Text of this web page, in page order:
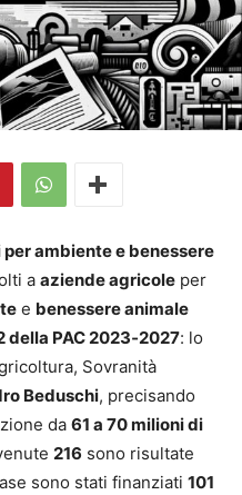
ambiente e benessere
a aziende agricole per
e benessere animale
della PAC 2023‑2027: lo
Sovranità
Beduschi, precisando
da 61 a 70 milioni di
216 sono risultate
sono stati finanziati 101